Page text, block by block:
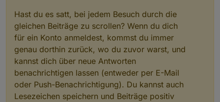
Hast du es satt, bei jedem Besuch durch die
gleichen Beiträge zu scrollen? Wenn du dich
für ein Konto anmeldest, kommst du immer
genau dorthin zurück, wo du zuvor warst, und
kannst dich über neue Antworten
benachrichtigen lassen (entweder per E-Mail
oder Push-Benachrichtigung). Du kannst auch
Lesezeichen speichern und Beiträge positiv